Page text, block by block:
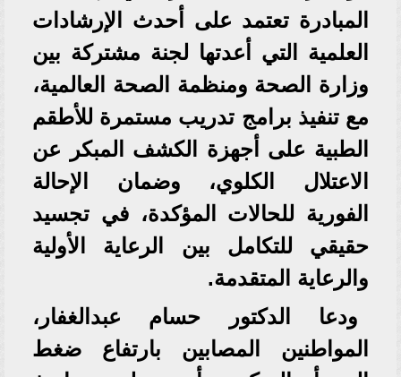
المبادرة تعتمد على أحدث الإرشادات
العلمية التي أعدتها لجنة مشتركة بين
وزارة الصحة ومنظمة الصحة العالمية،
مع تنفيذ برامج تدريب مستمرة للأطقم
الطبية على أجهزة الكشف المبكر عن
الاعتلال الكلوي، وضمان الإحالة
الفورية للحالات المؤكدة، في تجسيد
حقيقي للتكامل بين الرعاية الأولية
والرعاية المتقدمة.
ودعا الدكتور حسام عبدالغفار،
المواطنين المصابين بارتفاع ضغط